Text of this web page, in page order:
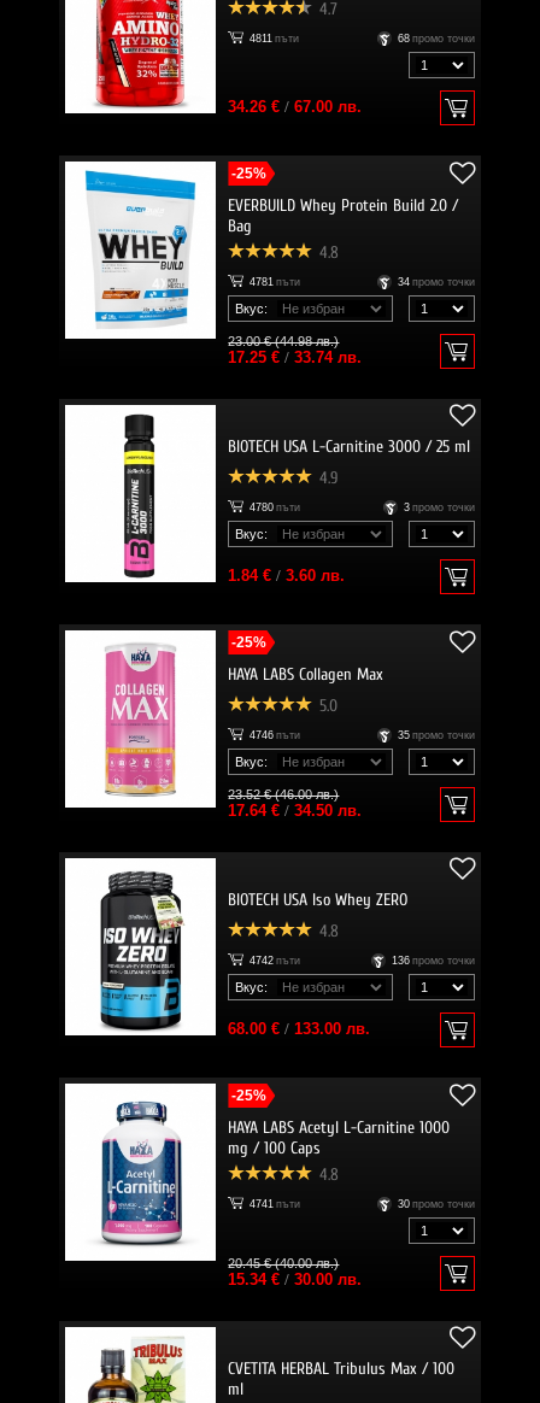
4.7
4811 пъти 68 промо точки
34.26 €/ 67.00 лв.
-25%
EVERBUILD Whey Protein Build 2.0 /
Bag
4.8
4781 пъти 34 промо точки
Вкус:
23.00 € (44.98 лв.)
17.25 €/ 33.74 лв.
BIOTECH USA L-Carnitine 3000 / 25 ml
4.9
4780 пъти 3 промо точки
Вкус:
1.84 €/ 3.60 лв.
-25%
HAYA LABS Collagen Max
5.0
4746 пъти 35 промо точки
Вкус:
23.52 € (46.00 лв.)
17.64 €/ 34.50 лв.
BIOTECH USA Iso Whey ZERO
4.8
4742 пъти 136 промо точки
Вкус:
68.00 €/ 133.00 лв.
-25%
HAYA LABS Acetyl L-Carnitine 1000
mg / 100 Caps
4.8
4741 пъти 30 промо точки
20.45 € (40.00 лв.)
15.34 €/ 30.00 лв.
CVETITA HERBAL Tribulus Max / 100
ml